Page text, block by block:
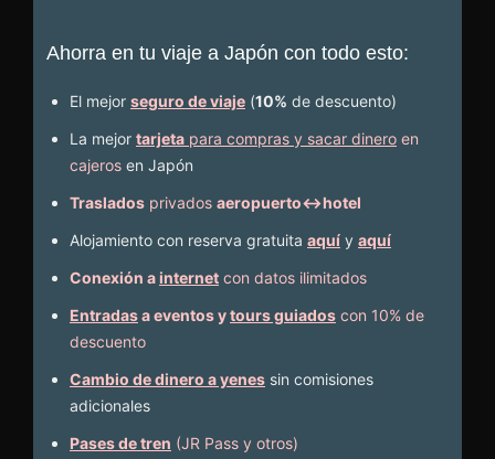
Ahorra en tu viaje a Japón con todo esto:
El mejor seguro de viaje (10% de descuento)
La mejor tarjeta para compras y sacar dinero en
cajeros en Japón
Traslados privados aeropuerto↔hotel
Alojamiento con reserva gratuita aquí y aquí
Conexión ainternet con datos ilimitados
Entradasa eventos ytours guiados con 10% de
descuento
Cambio de dinero a yenes sin comisiones
adicionales
Pases de tren (JR Pass y otros)